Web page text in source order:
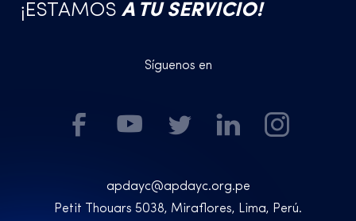
¡ESTAMOS A TU SERVICIO!
Síguenos en
apdayc@apdayc.org.pe
Petit Thouars 5038, Miraflores, Lima, Perú.